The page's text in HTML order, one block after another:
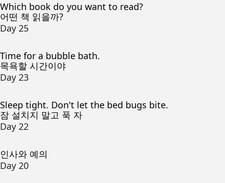
Which book do you want to read?
어떤 책 읽을까?
Day 25
Time for a bubble bath.
목욕할 시간이야
Day 23
Sleep tight. Don't let the bed bugs bite.
잠 설치지 말고 푹 자
Day 22
인사와 예의
Day 20